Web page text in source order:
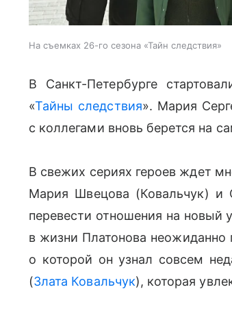
На съемках 26-го сезона «Тайн следствия»
В Санкт-Петербурге
«Тайны следствия». Мария
с коллегами вновь берется на
В свежих сериях героев ждет
Мария Швецова (Ковальчук) и
перевести отношения на новый
в жизни Платонова неожиданно
о которой он узнал совсем
(Злата Ковальчук), которая